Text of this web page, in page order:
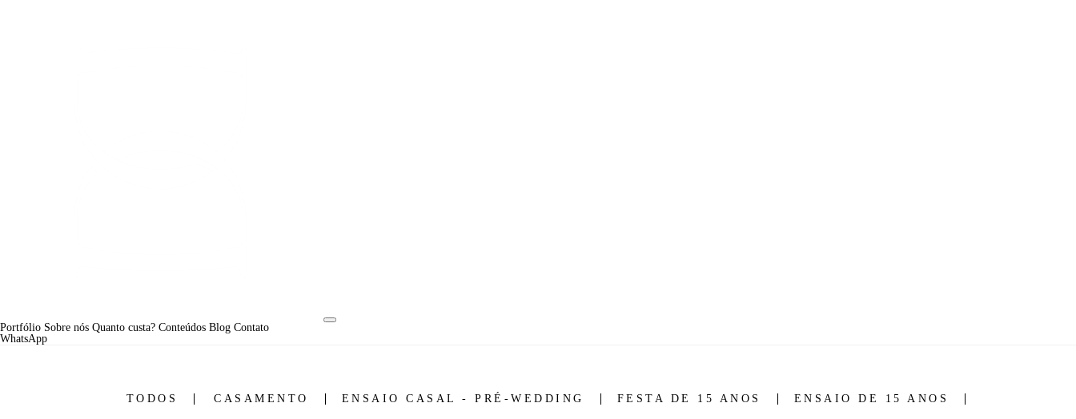
Portfólio Sobre nós Quanto custa? Conteúdos Blog Contato
WhatsApp
TODOS CASAMENTO ENSAIO CASAL - PRÉ-WEDDING FESTA DE 15 ANOS ENSAIO DE 15 ANOS